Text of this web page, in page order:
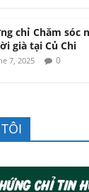
chỉ Chăm sóc
già tại Củ Chi
7, 2025 0